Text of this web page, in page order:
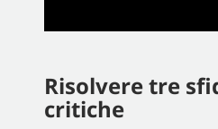
Risolvere tre
critiche